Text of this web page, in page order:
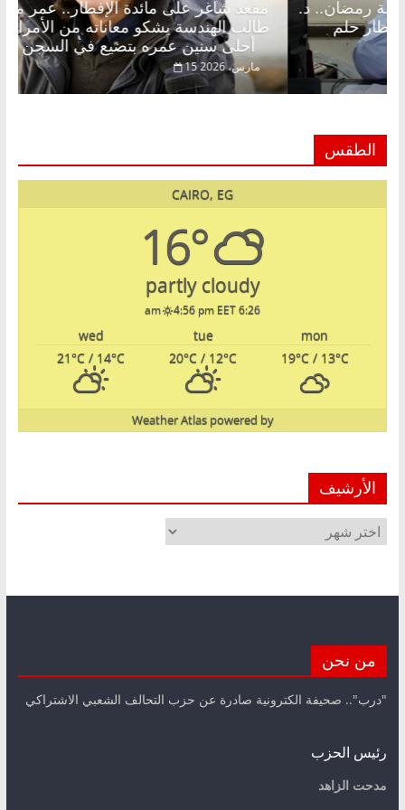
مقعد
طالب
أحلى سنين عمره بتضيع في السجن
15 مارس، 2026
شاغر على الإفطار وبلكونة بلا زينة رمضان.. د.
فاروق خبير اقتصادي في انتظار حلم
الطقس
CAIRO, EG
16°
partly cloudy
6:26 am
4:56 pm EET
mon
tue
wed
19°C/ 13°C
20°C / 12°C
21°C / 14°C
powered by
Weather Atlas
الأرشيف
الأرشيف
من نحن
"درب".. صحيفة الكترونية صادرة عن حزب التحالف الشعبي الاشتراكي
رئيس الحزب
مدحت الزاهد